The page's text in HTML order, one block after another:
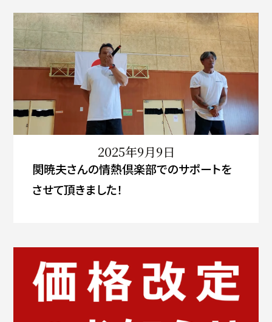
2025年9月9日
関暁夫さんの情熱倶楽部でのサポートを
させて頂きました！